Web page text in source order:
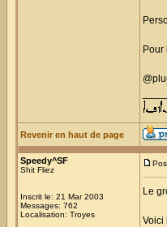
Revenir en haut de page
Speedy^SF
Shit Fliez
Inscrit le: 21 Mar 2003
Messages: 762
Localisation: Troyes
Le
Voici